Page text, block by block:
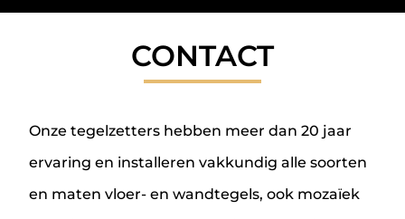
CONTACT
Onze tegelzetters hebben meer dan 20 jaar
ervaring en installeren vakkundig alle soorten
en maten vloer- en wandtegels, ook mozaïek